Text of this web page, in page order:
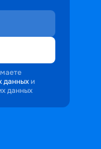
данных и
данных